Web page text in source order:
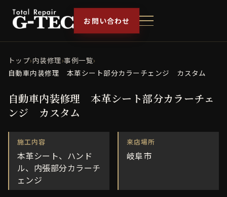
お問い合わせ
トップ›内装修理›事例一覧›
自動車内装修理 本革シート部分カラーチェンジ カスタム
自動車内装修理 本革シート部分カラーチェ
ンジ カスタム
施工内容
本革シート、ハンド
ル、内張部分カラーチ
ェンジ
来店場所
岐阜市